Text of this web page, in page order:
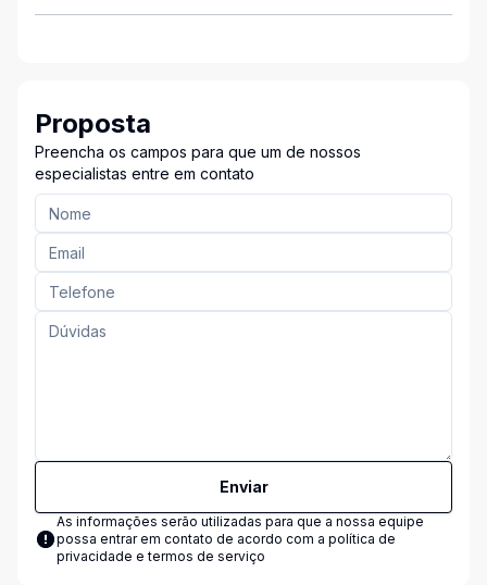
Proposta
Preencha os campos para que um de nossos
especialistas entre em contato
Enviar
As informações serão utilizadas para que a nossa equipe
possa entrar em contato de acordo com a política de
privacidade e termos de serviço